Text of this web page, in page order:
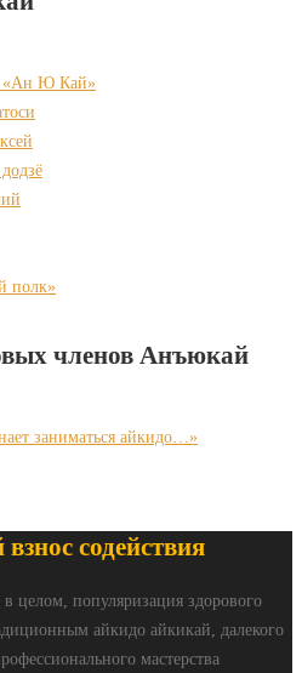
«Ан Ю Кай»
полк»
членов Анъюкай
заниматься айкидо…»
содействия
целом, популяризация здорового
айкидо айкикай, далекого
мастерства